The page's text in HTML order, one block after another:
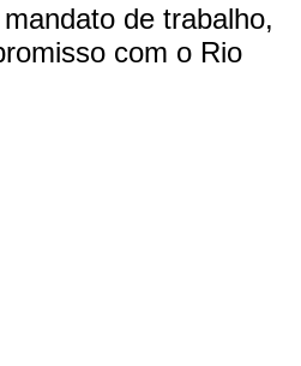
de trabalho,
com o Rio